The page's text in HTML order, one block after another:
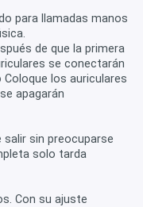
para llamadas manos
de que la primera
se conectarán
los auriculares
apagarán
salir sin preocuparse
solo tarda
Con su ajuste